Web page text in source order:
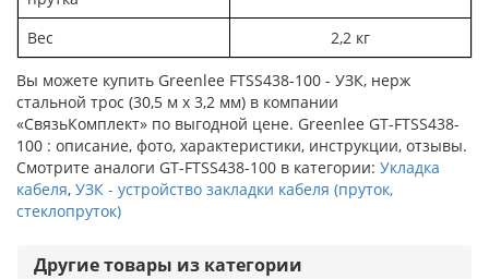
Вес 2,2 кг
Вы можете купить Greenlee FTSS438-100 - УЗК, нерж
стальной трос (30,5 м х 3,2 мм) в компании
«СвязьКомплект» по выгодной цене. Greenlee GT-FTSS438-
100 : описание, фото, характеристики, инструкции, отзывы.
Смотрите аналоги GT-FTSS438-100 в категории: Укладка
кабеля, УЗК - устройство закладки кабеля (пруток,
стеклопруток)
Другие товары из категории